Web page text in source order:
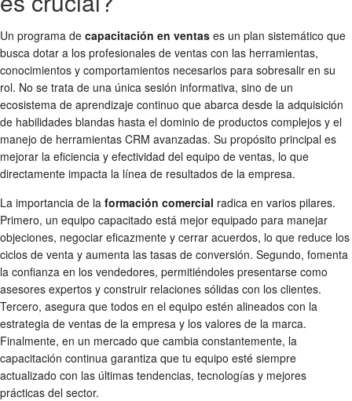
Un programa de capacitación en ventas es un plan sistemático que
busca dotar a los profesionales de ventas con las herramientas,
conocimientos y comportamientos necesarios para sobresalir en su
rol. No se trata de una única sesión informativa, sino de un
ecosistema de aprendizaje continuo que abarca desde la adquisición
de habilidades blandas hasta el dominio de productos complejos y el
manejo de herramientas CRM avanzadas. Su propósito principal es
mejorar la eficiencia y efectividad del equipo de ventas, lo que
directamente impacta la línea de resultados de la empresa.
La importancia de la formación comercial radica en varios pilares.
Primero, un equipo capacitado está mejor equipado para manejar
objeciones, negociar eficazmente y cerrar acuerdos, lo que reduce los
ciclos de venta y aumenta las tasas de conversión. Segundo, fomenta
la confianza en los vendedores, permitiéndoles presentarse como
asesores expertos y construir relaciones sólidas con los clientes.
Tercero, asegura que todos en el equipo estén alineados con la
estrategia de ventas de la empresa y los valores de la marca.
Finalmente, en un mercado que cambia constantemente, la
capacitación continua garantiza que tu equipo esté siempre
actualizado con las últimas tendencias, tecnologías y mejores
prácticas del sector.